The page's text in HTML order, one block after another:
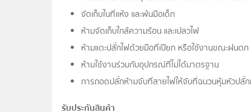
จัดเก็บในที่แห้ง และพ้นมือเด็ก
ห้ามจัดเก็บใกล้ความร้อน และเปลวไฟ
ห้ามแตะปลั๊กไฟด้วยมือที่เปียก หรือใช้งานขณะฝนตก
ห้ามใช้งานร่วมกับอุปกรณ์ที่ไม่ได้มาตรฐาน
การถอดปลั๊กห้ามจับที่สายไฟให้จับที่ฉนวนหุ้มหัวปลั๊ก
รับประกันสินค้า